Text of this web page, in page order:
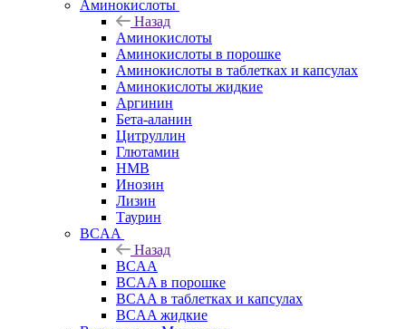
Аминокислоты
Назад
Аминокислоты
Аминокислоты в порошке
Аминокислоты в таблетках и капсулах
Аминокислоты жидкие
Аргинин
Бета-аланин
Цитруллин
Глютамин
HMB
Инозин
Лизин
Таурин
BCAA
Назад
BCAA
BCAA в порошке
BCAA в таблетках и капсулах
BCAA жидкие